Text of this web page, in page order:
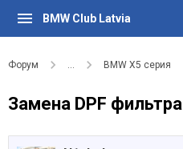
BMW Club Latvia
Форум ... BMW X5 серия
Замена DPF фильтра